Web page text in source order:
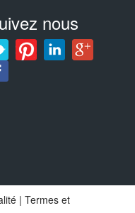
nous
| Termes et